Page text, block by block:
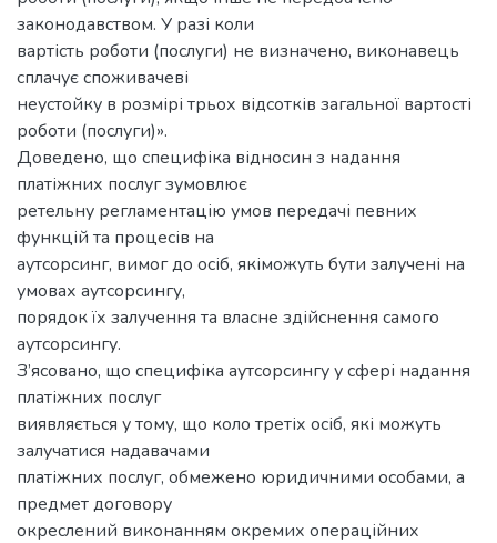
законодавством. У разі коли
вартість роботи (послуги) не визначено, виконавець
сплачує споживачеві
неустойку в розмірі трьох відсотків загальної вартості
роботи (послуги)».
Доведено, що специфіка відносин з надання
платіжних послуг зумовлює
ретельну регламентацію умов передачі певних
функцій та процесів на
аутсорсинг, вимог до осіб, якіможуть бути залучені на
умовах аутсорсингу,
порядок їх залучення та власне здійснення самого
аутсорсингу.
З’ясовано, що специфіка аутсорсингу у сфері надання
платіжних послуг
виявляється у тому, що коло третіх осіб, які можуть
залучатися надавачами
платіжних послуг, обмежено юридичними особами, а
предмет договору
окреслений виконанням окремих операційних